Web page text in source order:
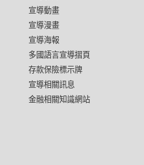
宣導動畫
宣導漫畫
宣導海報
多國語言宣導摺頁
存款保險標示牌
宣導相關訊息
金融相關知識網站